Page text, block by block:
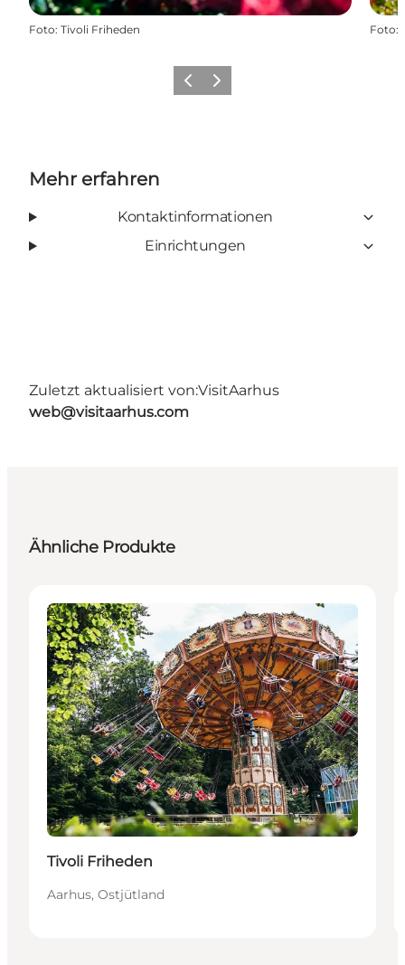
Foto: Tivoli Friheden Foto:
ZurückWeiter
Mehr erfahren
Kontaktinformationen
Einrichtungen
Zuletzt aktualisiert von:VisitAarhus
web@visitaarhus.com
Ähnliche Produkte
Nachhaltig
Attraktionen
Tivoli Friheden
Aarhus, Ostjütland